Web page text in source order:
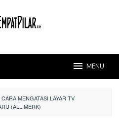
MENU
CARA MENGATASI LAYAR TV
(ALL MERK)